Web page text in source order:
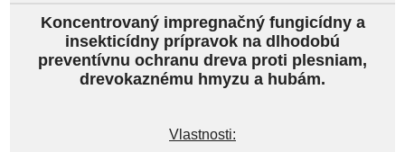
Koncentrovaný impregnačný fungicídny a
insekticídny prípravok na dlhodobú
preventívnu ochranu dreva proti plesniam,
drevokaznému hmyzu a hubám.
Vlastnosti: